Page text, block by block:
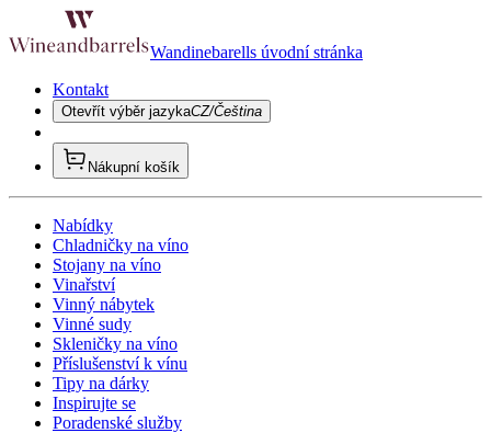
Wandinebarells úvodní stránka
Kontakt
Otevřít výběr jazykaCZ/Čeština
Nákupní košík
Nabídky
Chladničky na víno
Stojany na víno
Vinařství
Vinný nábytek
Vinné sudy
Skleničky na víno
Příslušenství k vínu
Tipy na dárky
Inspirujte se
Poradenské služby